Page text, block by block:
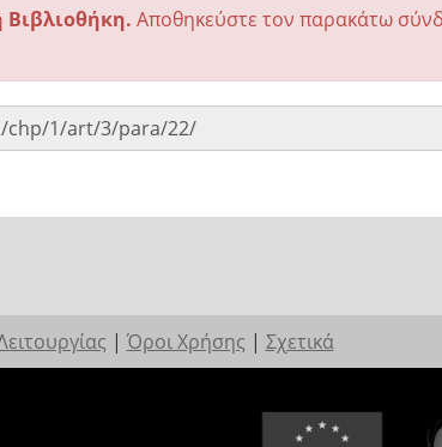
Βιβλιοθήκη. Αποθηκεύστε τον παρακάτω
| Όροι Χρήσης | Σχετικά